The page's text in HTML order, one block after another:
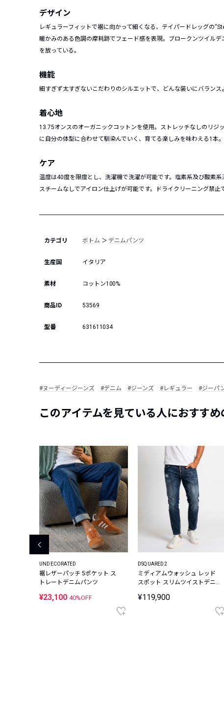
デザイン
レギュラーフィットで裾に向かって細くなる、テイパードレッグの
暖かみのある色調の摩耗跡でフェード感を表現。ブロークンツイル
を放っている。
機能
細すぎず太すぎないこだわりのシルエットで、どんな装いにバラン
着心地
13.75オンスのオーガニックコットンを使用。ストレッチなしのリ
に自分の体型に合わせて馴染んでいく、育てる楽しみを味わえる1本。
ケア
温度は40度を限度とし、洗濯機で洗濯が可能です。塩素系及び酸素
スチームなしでアイロン仕上げが可能です。ドライクリーニング禁止
カテゴリ ボトム ＞ デニムパンツ
生産国 イタリア
素材 コットン100%
商品ID 53569
型番 631611034
#ヌーディージーンズ #デニム #ジーンズ #レギュラー #ジーパ
このアイテムを見ている人におすすめ
UNDECORATED
裾レザーパッチ 5ポケット ス
トレートデニムパンツ
¥23,100 40%OFF
DSQUARED2
ミディアムウォッシュ レッド
スポット スリムツイストデニ
¥119,900